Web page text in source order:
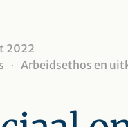
2022
Arbeidsethos en